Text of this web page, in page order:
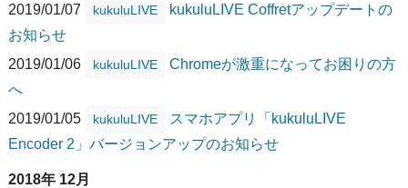
2019/01/07
kukuluLIVE
kukuluLIVE Coffretアップデートの
お知らせ
2019/01/06
kukuluLIVE
Chromeが激重になってお困りの方
へ
2019/01/05
kukuluLIVE
スマホアプリ「kukuluLIVE
Encoder 2」バージョンアップのお知らせ
2018年 12月